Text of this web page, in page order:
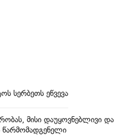
სერბეთს ეწვევა
მისი დაუყოვნებლივი და